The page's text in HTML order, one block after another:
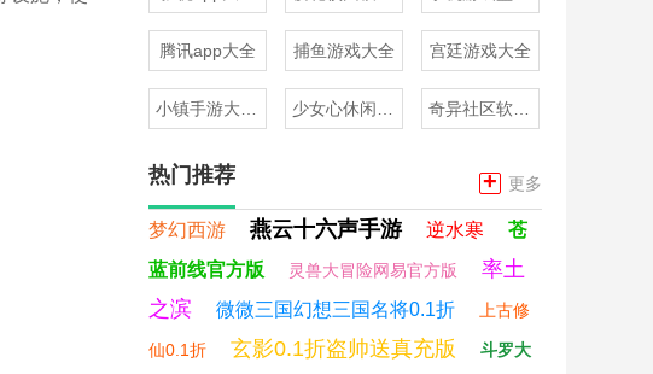
腾讯app大全 捕鱼游戏大全 宫廷游戏大全
热门推荐 + 更多
梦幻西游 燕云十六声手游 逆水寒
苍
蓝前线官方版
灵兽大冒险网易官方版
率土
之滨
微微三国幻想三国名将0.1折 上古修
仙0.1折 玄影0.1折盗帅送真充版
斗罗大